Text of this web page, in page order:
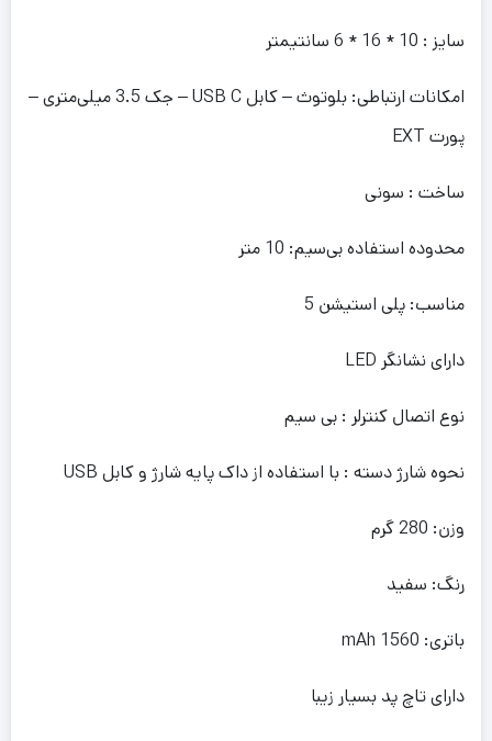
سایز : 10 * 16 * 6 سانتیمتر
امکانات ارتباطی: بلوتوث – کابل USB C – جک 3.5 میلی‌متری –
پورت EXT
ساخت : سونی
محدوده استفاده بی‌سیم: 10 متر
مناسب: پلی استیشن 5
دارای نشانگر LED
نوع اتصال کنترلر : بی سیم
نحوه شارژ دسته : با استفاده از داک پایه شارژ و کابل USB
وزن: 280 گرم
رنگ: سفید
باتری: 1560 mAh
دارای تاچ پد بسیار زیبا